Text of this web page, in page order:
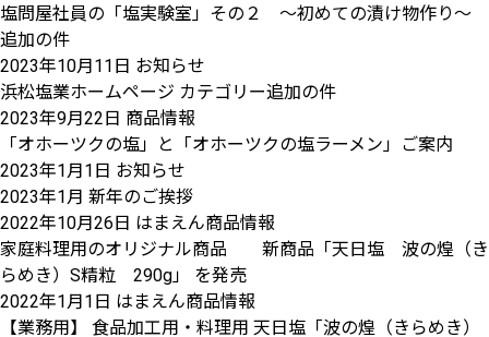
塩問屋社員の「塩実験室」その２ ～初めての漬け物作り～
追加の件
2023年10月11日 お知らせ
浜松塩業ホームページ カテゴリー追加の件
2023年9月22日 商品情報
「オホーツクの塩」と「オホーツクの塩ラーメン」ご案内
2023年1月1日 お知らせ
2023年1月 新年のご挨拶
2022年10月26日 はまえん商品情報
家庭料理用のオリジナル商品 新商品「天日塩 波の煌（き
らめき）S精粒 290g」 を発売
2022年1月1日 はまえん商品情報
【業務用】 食品加工用・料理用 天日塩「波の煌（きらめき）